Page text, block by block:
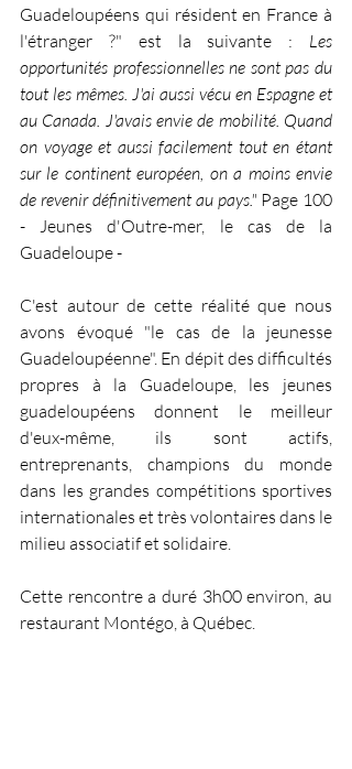
Guadeloupéens qui résident en France à
l'étranger ?" est la suivante : Les
opportunités professionnelles ne sont pas du
tout les mêmes. J'ai aussi vécu en Espagne et
au Canada. J'avais envie de mobilité. Quand
on voyage et aussi facilement tout en étant
sur le continent européen, on a moins envie
de revenir définitivement au pays." Page 100
- Jeunes d'Outre-mer, le cas de la
Guadeloupe -
C'est autour de cette réalité que nous
avons évoqué "le cas de la jeunesse
Guadeloupéenne". En dépit des difficultés
propres à la Guadeloupe, les jeunes
guadeloupéens donnent le meilleur
d'eux-même, ils sont actifs,
entreprenants, champions du monde
dans les grandes compétitions sportives
internationales et très volontaires dans le
milieu associatif et solidaire.
Cette rencontre a duré 3h00 environ, au
restaurant Montégo, à Québec.